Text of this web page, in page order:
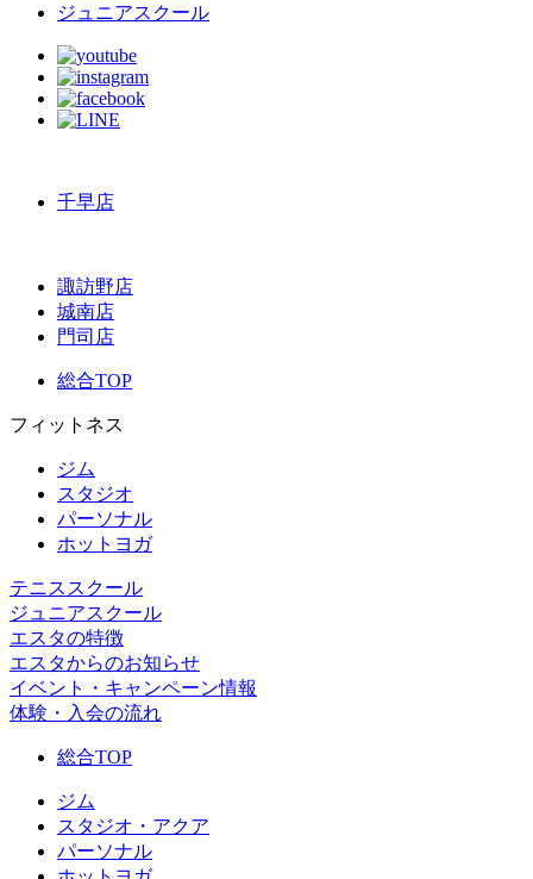
ジュニアスクール
千早店
諏訪野店
城南店
門司店
総合TOP
フィットネス
ジム
スタジオ
パーソナル
ホットヨガ
テニススクール
ジュニアスクール
エスタの特徴
エスタからのお知らせ
イベント・キャンペーン情報
体験・入会の流れ
総合TOP
ジム
スタジオ・アクア
パーソナル